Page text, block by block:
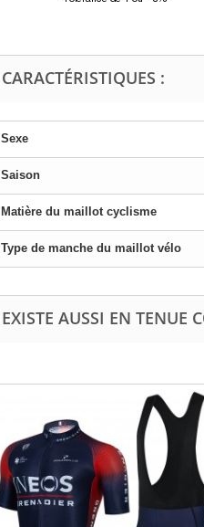
CARACTÉRISTIQUES :
Sexe
Saison
Matière du maillot cyclisme
Type de manche du maillot vélo
EXISTE AUSSI EN TENUE